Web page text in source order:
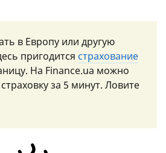
в Европу или другую
пригодится страхование
На Finance.ua можно
за 5 минут. Ловите